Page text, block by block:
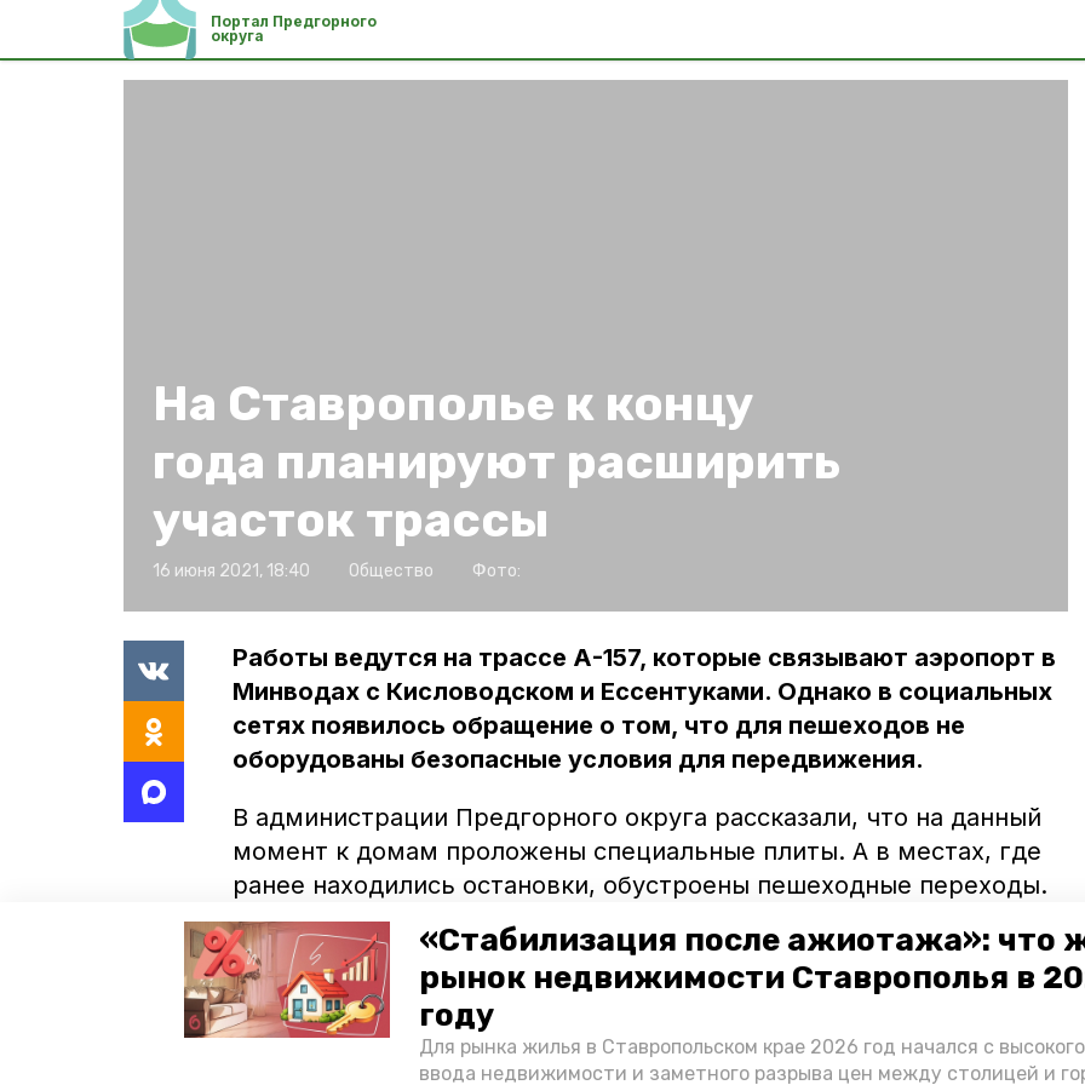
«Стабилизация после ажиотажа»: что
рынок недвижимости Ставрополья в
году
Для рынка жилья в Ставропольском крае 2026 год начался с
ввода недвижимости и заметного разрыва цен между столицей и
Портал Предгорного
округа
На Ставрополье к концу
года планируют расширить
участок трассы
16 июня 2021, 18:40 Общество Фото:
Работы ведутся на трассе А-157, которые связывают аэропорт в
Минводах с Кисловодском и Ессентуками. Однако в социальных
сетях появилось обращение о том, что для пешеходов не
оборудованы безопасные условия для передвижения.
В администрации Предгорного округа рассказали, что на данный
момент к домам проложены специальные плиты. А в местах, где
ранее находились остановки, обустроены пешеходные переходы.
Ремонтные работы проводят специалисты ФКУ Упрдор «Кавказ». К
концу года запланировано расширение трассы с 36 по 46
километры. Какрассказали
движение увеличит пропускную способность в 2,5 раза. За сутки